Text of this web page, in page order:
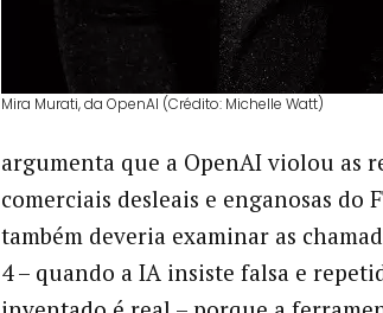
Mira Murati, da OpenAI (Crédito: Michelle Watt)
argumenta que a OpenAI violou as
comerciais desleais e enganosas do
também deveria examinar as
4 – quando a IA insiste falsa e